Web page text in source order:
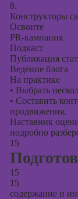
8.
Конструкторы
Освоите
PR-кампания
Подкаст
Публикация
Ведение блога
На практике
• Выбрать
• Составить
продвижения.
Наставник
подробно
15
15
15
содержание и